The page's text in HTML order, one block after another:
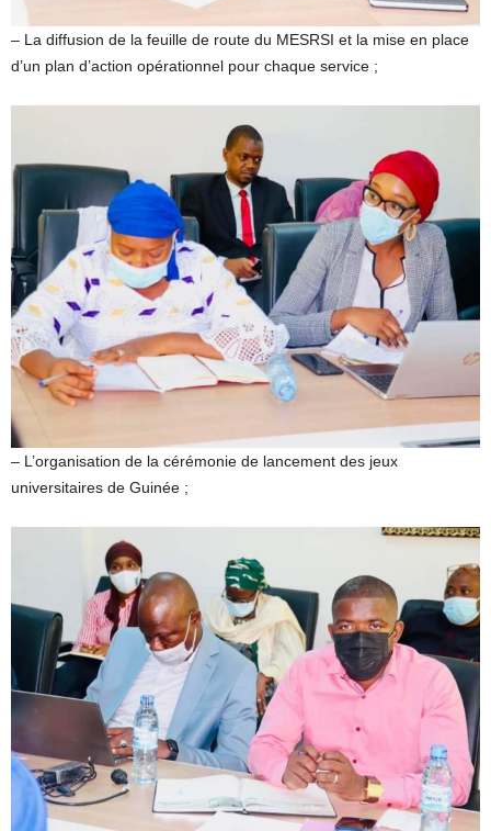
– La diffusion de la feuille de route du MESRSI et la mise en place
d’un plan d’action opérationnel pour chaque service ;
– L’organisation de la cérémonie de lancement des jeux
universitaires de Guinée ;